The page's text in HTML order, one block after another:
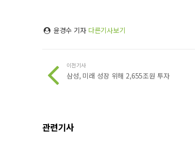
윤경수 기자 다른기사보기
이전기사
삼성, 미래 성장 위해 2,655조원 투자
관련기사